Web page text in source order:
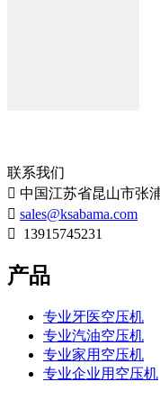
1
2
联系我们
 中国江苏省昆山市张
 sales@ksabama.com

13915745231
产品
专业牙医空压机
专业汽油空压机
专业家用空压机
专业企业用空压机